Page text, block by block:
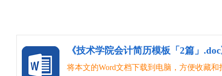
《技术学院会计简历模板「2篇」
将本文的Word文档下载到电脑，方便收藏和